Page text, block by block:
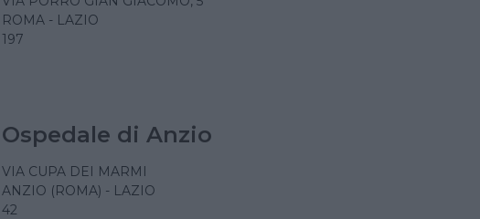
ROMA - LAZIO
197
Ospedale di Anzio
VIA CUPA DEI MARMI
ANZIO (ROMA) - LAZIO
42